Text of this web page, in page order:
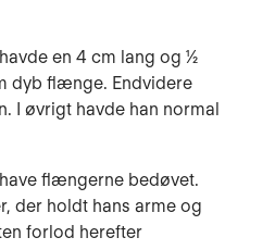
en 4 cm lang og ½
dyb flænge. Endvidere
I øvrigt havde han normal
flængerne bedøvet.
der holdt hans arme og
forlod herefter